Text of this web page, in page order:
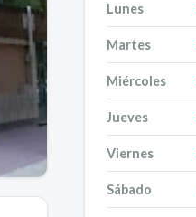
Lunes
Martes
Miércoles
Jueves
Viernes
Sábado